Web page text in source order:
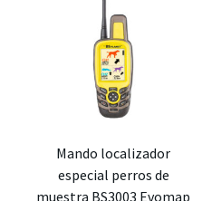
Mando localizador
especial perros de
muestra BS3003 Evomap